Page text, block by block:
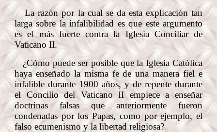
La razón por la cual se da esta explicación tan
larga sobre la infalibilidad es que este argumento
es el más fuerte contra la Iglesia Conciliar de
Vaticano II.
¿Cómo puede ser posible que la Iglesia Católica
haya enseñado la misma fe de una manera fiel e
infalible durante 1900 años, y de repente durante
el Concilio del Vaticano II empiece a enseñar
doctrinas falsas que anteriormente fueron
condenadas por los Papas, como por ejemplo, el
falso ecumenismo y la libertad religiosa?